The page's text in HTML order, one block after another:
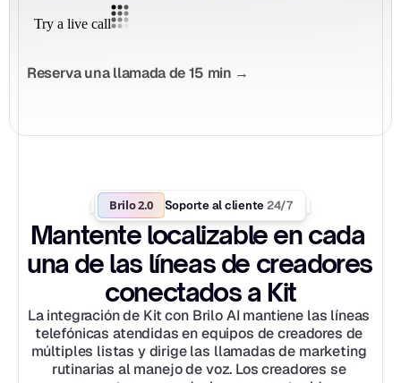
Reserva una llamada de 15 min →
Brilo 2.0 Soporte al cliente 24/7
Mantente localizable en cada
una de las líneas de creadores
conectados a Kit
La integración de Kit con Brilo AI mantiene las líneas
telefónicas atendidas en equipos de creadores de
múltiples listas y dirige las llamadas de marketing
rutinarias al manejo de voz. Los creadores se